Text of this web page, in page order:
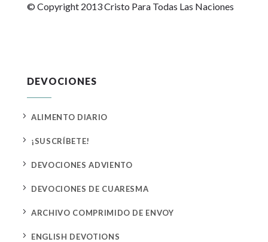
© Copyright 2013 Cristo Para Todas Las Naciones
DEVOCIONES
5 ALIMENTO DIARIO
5 ¡SUSCRÍBETE!
5 DEVOCIONES ADVIENTO
5 DEVOCIONES DE CUARESMA
5 ARCHIVO COMPRIMIDO DE ENVOY
5 ENGLISH DEVOTIONS